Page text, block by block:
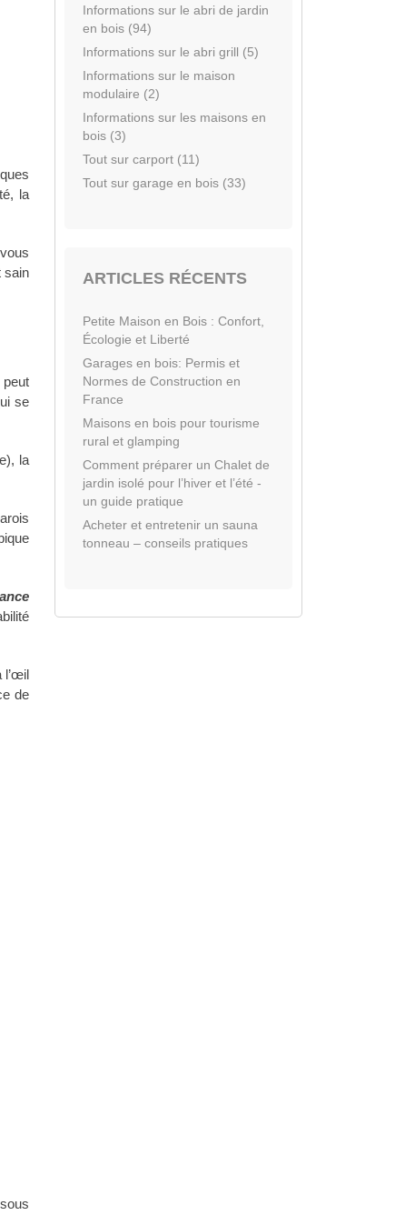
la
sain
peut
se
la
l’œil
de
Informations sur le abri de jardin
en bois (94)
Informations sur le abri grill (5)
Informations sur le maison
modulaire (2)
Informations sur les maisons en
bois (3)
Tout sur carport (11)
Tout sur garage en bois (33)
ARTICLES RÉCENTS
Petite Maison en Bois : Confort,
Écologie et Liberté
Garages en bois: Permis et
Normes de Construction en
France
Maisons en bois pour tourisme
rural et glamping
Comment préparer un Chalet de
jardin isolé pour l’hiver et l’été -
un guide pratique
Acheter et entretenir un sauna
tonneau – conseils pratiques